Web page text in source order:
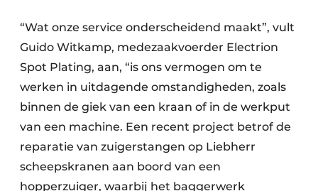
“Wat onze service onderscheidend maakt”, vult
Guido Witkamp, mede­zaakvoerder Electrion
Spot Plating, aan, “is ons vermogen om te
werken in uitdagende omstandigheden, zoals
binnen de giek van een kraan of in de werkput
van een machine. Een recent project betrof de
reparatie van zuigerstangen op Liebherr
scheepskranen aan boord van een
hopperzuiger, waarbij het baggerwerk